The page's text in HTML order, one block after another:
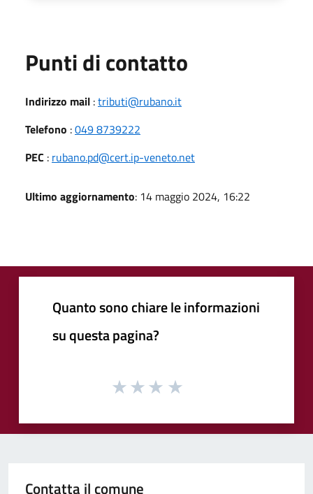
Punti di contatto
Indirizzo mail :tributi@rubano.it
Telefono :049 8739222
PEC : rubano.pd@cert.ip-veneto.net
Ultimo aggiornamento: 14 maggio 2024, 16:22
Quanto sono chiare le informazioni
su questa pagina?
Contatta il comune